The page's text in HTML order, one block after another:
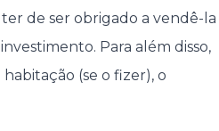
de ser obrigado a vendê-la
Para além disso,
(se o fizer), o